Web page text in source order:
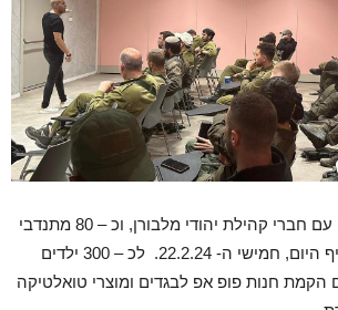
עמותת שניר יחד נציגי עם חברי קהילת יהודי מלבורן, וכ – 80 מתנדבי
העמותה. יערכו, יום כיף היום, חמישי ה- 22.2.24. לכ – 300 ילדים
שנה ועד 15,עם הקמת חנות פופ אפ לבגדים ומוצרי טואלטיקה